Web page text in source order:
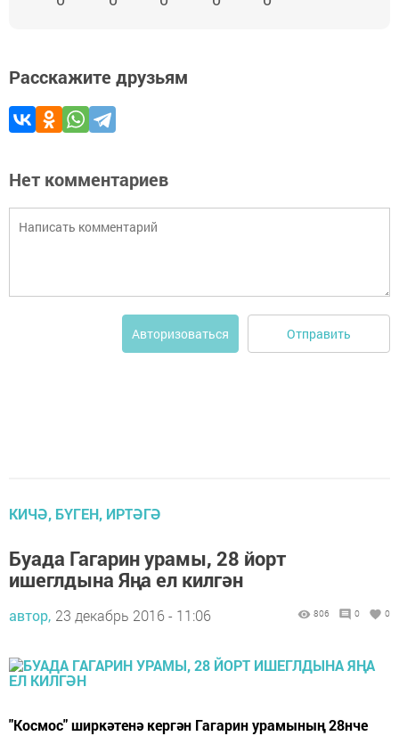
Расскажите друзьям
Нет комментариев
Авторизоваться Отправить
КИЧӘ, БҮГЕН, ИРТӘГӘ
Буада Гагарин урамы, 28 йорт
ишеглдына Яңа ел килгән
автор, 23 декабрь 2016 - 11:06 806 0 0
"Космос" ширкәтенә кергән Гагарин урамының 28нче